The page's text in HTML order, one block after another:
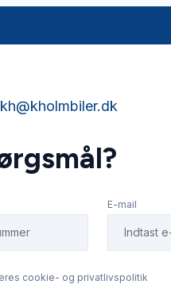
kh@kholmbiler.dk
E-mail
cookie- og privatlivspolitik